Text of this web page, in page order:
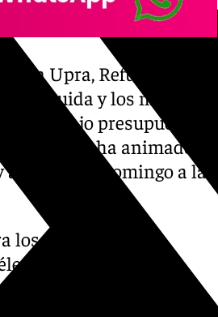
Upra, Refugio Reyes
Los cuida y los mantiene
y del bajo presupuesto
quien ha animado «a
acudir este domingo a la
los animales» y
a partir de las